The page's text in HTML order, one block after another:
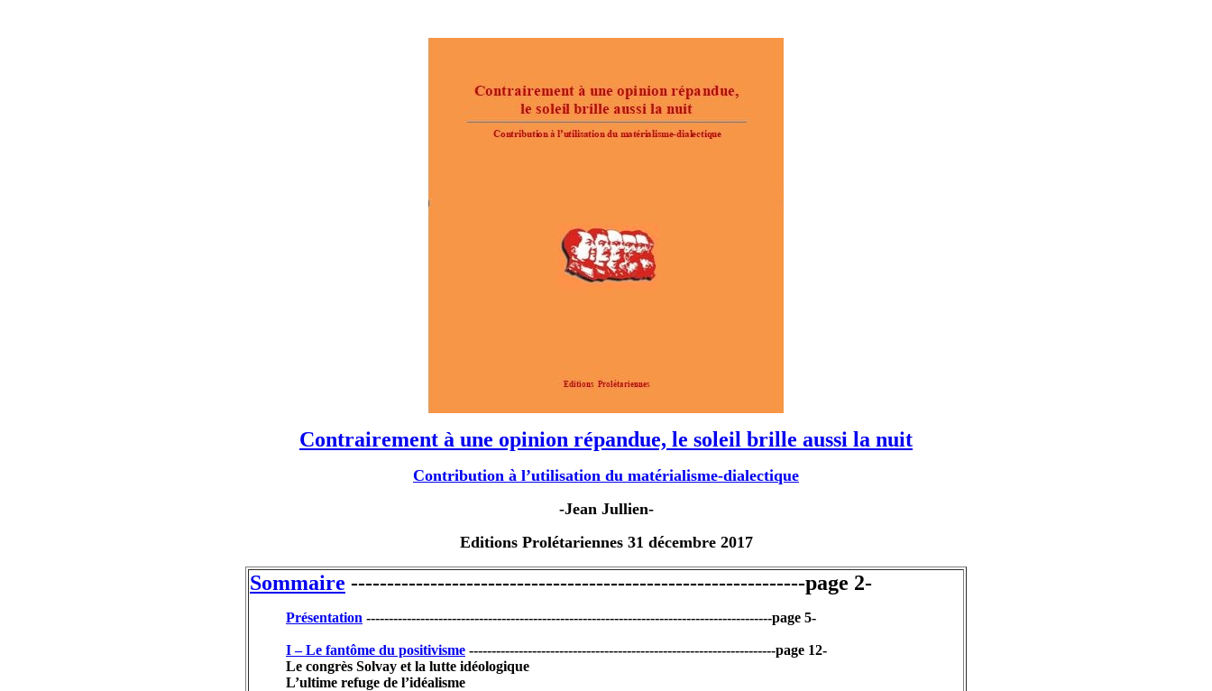
Contrairement à une opinion répandue, le soleil brille aussi la nuit
Contribution à l’utilisation du matérialisme-dialectique
-Jean Jullien-
Editions Prolétariennes 31 décembre 2017
Sommaire ---------------------------------------------------------------page 2-
Présentation ------------------------------------------------------------------------------------------page 5-
I – Le fantôme du positivisme --------------------------------------------------------------------page 12-
Le congrès Solvay et la lutte idéologique
L’ultime refuge de l’idéalisme